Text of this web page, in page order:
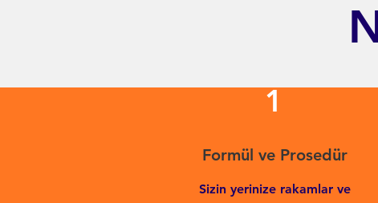
1
Formül ve Prosedür
Sizin yerinize rakamlar ve